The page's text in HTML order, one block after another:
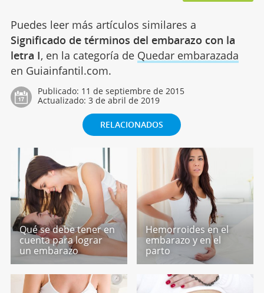
Puedes leer más artículos similares a
Significado de términos del embarazo con la
letra I, en la categoría de Quedar embarazada
en Guiainfantil.com.
Publicado: 11 de septiembre de 2015
Actualizado: 3 de abril de 2019
RELACIONADOS
Qué se debe tener en
cuenta para lograr
un embarazo
Hemorroides en el
embarazo y en el
parto